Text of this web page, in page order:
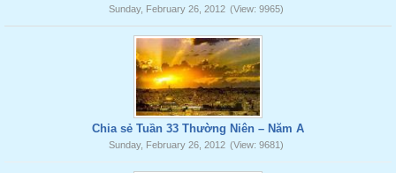
Sunday, February 26, 2012 (View: 9965)
Chia sẻ Tuần 33 Thường Niên – Năm A
Sunday, February 26, 2012 (View: 9681)